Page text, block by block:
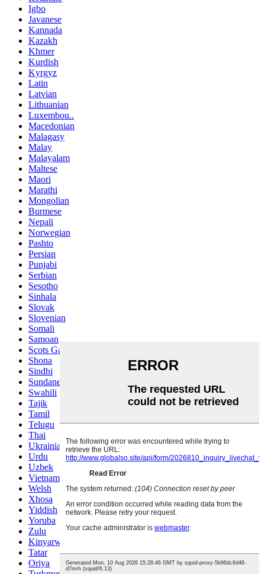
Igbo
Javanese
Kannada
Kazakh
Khmer
Kurdish
Kyrgyz
Latin
Latvian
Lithuanian
Luxembou..
Macedonian
Malagasy
Malay
Malayalam
Maltese
Maori
Marathi
Mongolian
Burmese
Nepali
Norwegian
Pashto
Persian
Punjabi
Serbian
Sesotho
Sinhala
Slovak
Slovenian
Somali
Samoan
Scots Gaelic
Shona
Sindhi
Sundanese
Swahili
Tajik
Tamil
Telugu
Thai
Ukrainian
Urdu
Uzbek
Vietnamese
Welsh
Xhosa
Yiddish
Yoruba
Zulu
Kinyarwanda
Tatar
Oriya